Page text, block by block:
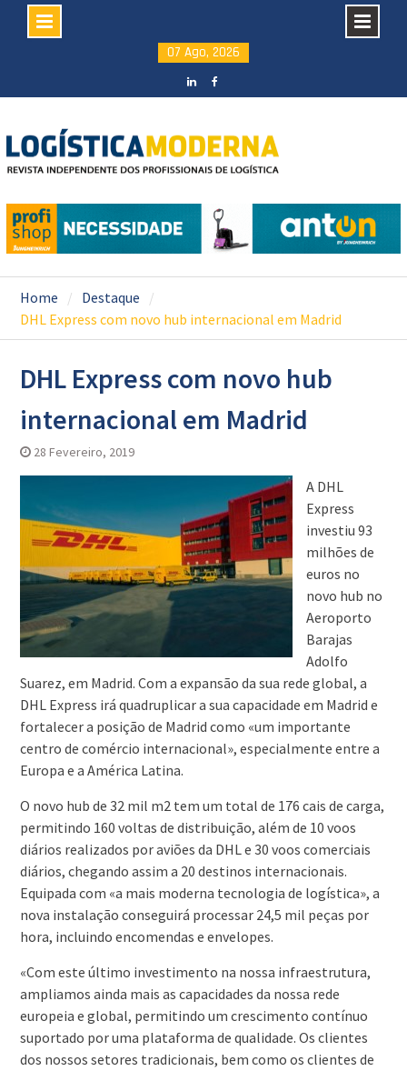
content
07 Ago, 2026
Home
Destaque
DHL Express com novo hub internacional em Madrid
DHL Express com novo hub
internacional em Madrid
28 Fevereiro, 2019
A DHL
Express
investiu 93
milhões de
euros no
novo hub no
Aeroporto
Barajas
Adolfo
Suarez, em Madrid. Com a expansão da sua rede global, a
DHL Express irá quadruplicar a sua capacidade em Madrid e
fortalecer a posição de Madrid como «um importante
centro de comércio internacional», especialmente entre a
Europa e a América Latina.
O novo hub de 32 mil m2 tem um total de 176 cais de carga,
permitindo 160 voltas de distribuição, além de 10 voos
diários realizados por aviões da DHL e 30 voos comerciais
diários, chegando assim a 20 destinos internacionais.
Equipada com «a mais moderna tecnologia de logística», a
nova instalação conseguirá processar 24,5 mil peças por
hora, incluindo encomendas e envelopes.
«Com este último investimento na nossa infraestrutura,
ampliamos ainda mais as capacidades da nossa rede
europeia e global, permitindo um crescimento contínuo
suportado por uma plataforma de qualidade. Os clientes
dos nossos setores tradicionais, bem como os clientes de